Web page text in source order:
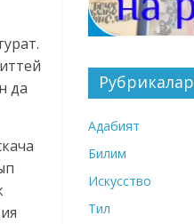
да
Рубрикалар
Адабият
Билим
Искусство
Тил